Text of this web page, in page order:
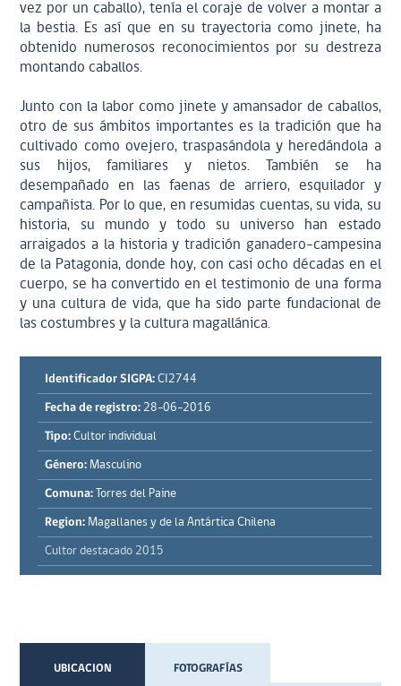
vez por un caballo), tenía el coraje de volver a montar a
la bestia. Es así que en su trayectoria como jinete, ha
obtenido numerosos reconocimientos por su destreza
montando caballos.
Junto con la labor como jinete y amansador de caballos,
otro de sus ámbitos importantes es la tradición que ha
cultivado como ovejero, traspasándola y heredándola a
sus hijos, familiares y nietos. También se ha
desempañado en las faenas de arriero, esquilador y
campañista. Por lo que, en resumidas cuentas, su vida, su
historia, su mundo y todo su universo han estado
arraigados a la historia y tradición ganadero-campesina
de la Patagonia, donde hoy, con casi ocho décadas en el
cuerpo, se ha convertido en el testimonio de una forma
y una cultura de vida, que ha sido parte fundacional de
las costumbres y la cultura magallánica.
Identificador SIGPA: CI2744
Fecha de registro: 28-06-2016
Tipo: Cultor individual
Género: Masculino
Comuna: Torres del Paine
Region: Magallanes y de la Antártica Chilena
Cultor destacado 2015
UBICACION FOTOGRAFÍAS